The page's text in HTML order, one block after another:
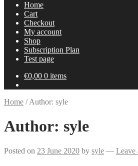
Home
Cart
Checkout
My account
Shop
Subscription Plan
Test page
€0,00 0 items
Home /Author: syle
Author: syle
Posted on 23 June 2020 by syle — Leave